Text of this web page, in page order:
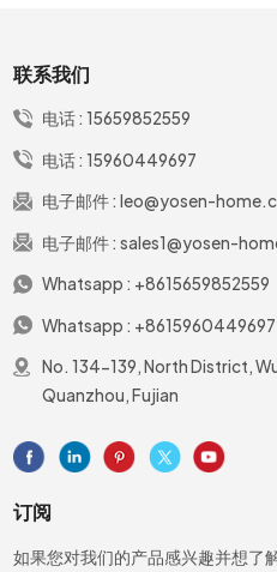
联系我们
电话 : 15659852559
电话 : 15960449697
电子邮件 : leo@yosen-
电子邮件 : sales1@yosen-
Whatsapp : +8615659852559
Whatsapp : +8615960449697
No. 134-139, North District,
Quanzhou, Fujian
订阅
如果您对我们的产品感兴趣并想了